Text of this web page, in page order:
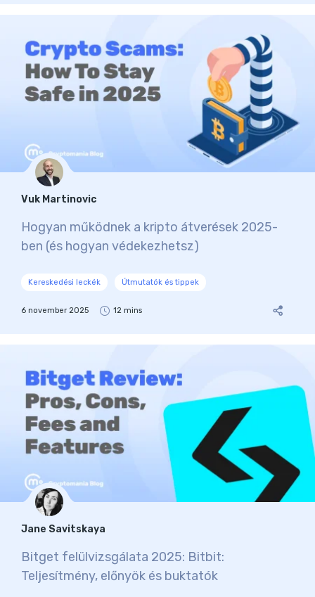
Vuk Martinovic
Hogyan működnek a kripto átverések 2025-
ben (és hogyan védekezhetsz)
Kereskedési leckék Útmutatók és tippek
6 november 2025 12 mins
Jane Savitskaya
Bitget felülvizsgálata 2025: Bitbit:
Teljesítmény, előnyök és buktatók